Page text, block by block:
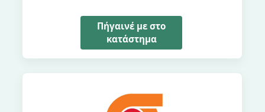
Πήγαινέ με στο
κατάστημα